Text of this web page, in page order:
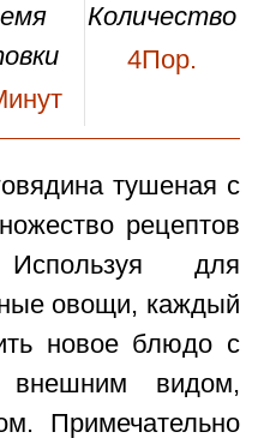
Количество
4Пор.
тушеная с
рецептов
Используя для
овощи, каждый
новое блюдо с
внешним видом,
Примечательно